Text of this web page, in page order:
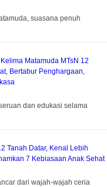
suasana penuh
Matamuda MTsN 12
Bertabur Penghargaan,
dan edukasi selama
Tanah Datar, Kenal Lebih
7 Kebiasaan Anak Sehat
dari wajah-wajah ceria